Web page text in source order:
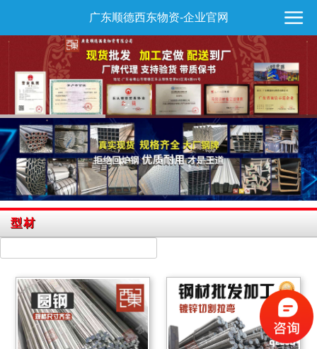
广东顺德西东物资-企业官网
型材